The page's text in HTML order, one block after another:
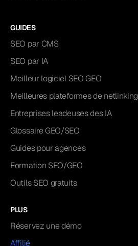
GUIDES
SEO par CMS
SEO par IA
Meilleur logiciel SEO GEO
Meilleures plateformes de netlinking
Entreprises leadeuses des IA
Glossaire GEO/SEO
Guides pour agences
Formation SEO/GEO
Outils SEO gratuits
PLUS
Réservez une démo
Affilié